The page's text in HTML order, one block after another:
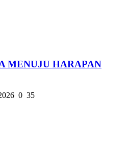
MENUJU HARAPAN
0 35